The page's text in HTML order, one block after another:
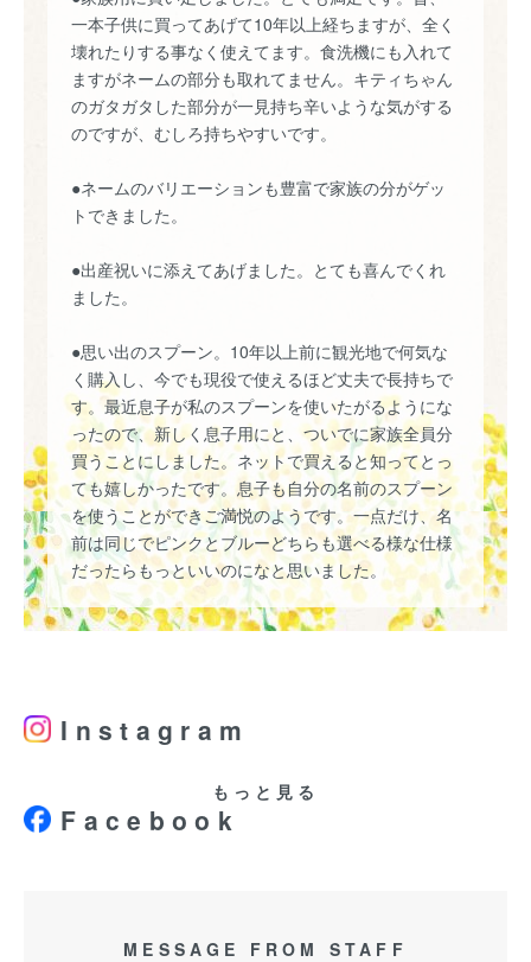
一本子供に買ってあげて10年以上経ちますが、全く
壊れたりする事なく使えてます。食洗機にも入れて
ますがネームの部分も取れてません。キティちゃん
のガタガタした部分が一見持ち辛いような気がする
のですが、むしろ持ちやすいです。
●ネームのバリエーションも豊富で家族の分がゲッ
トできました。
●出産祝いに添えてあげました。とても喜んでくれ
ました。
●思い出のスプーン。10年以上前に観光地で何気な
く購入し、今でも現役で使えるほど丈夫で長持ちで
す。最近息子が私のスプーンを使いたがるようにな
ったので、新しく息子用にと、ついでに家族全員分
買うことにしました。ネットで買えると知ってとっ
ても嬉しかったです。息子も自分の名前のスプーン
を使うことができご満悦のようです。一点だけ、名
前は同じでピンクとブルーどちらも選べる様な仕様
だったらもっといいのになと思いました。
Instagram
もっと見る
Facebook
MESSAGE FROM STAFF